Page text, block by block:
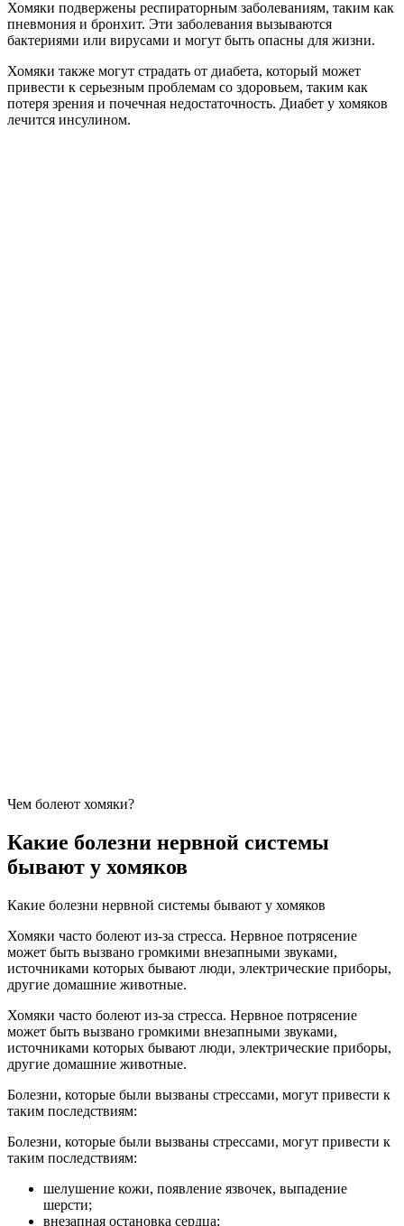
Хомяки подвержены респираторным заболеваниям, таким как
пневмония и бронхит. Эти заболевания вызываются
бактериями или вирусами и могут быть опасны для жизни.
Хомяки также могут страдать от диабета, который может
привести к серьезным проблемам со здоровьем, таким как
потеря зрения и почечная недостаточность. Диабет у хомяков
лечится инсулином.
Чем болеют хомяки?
Какие болезни нервной системы
бывают у хомяков
Какие болезни нервной системы бывают у хомяков
Хомяки часто болеют из-за стресса. Нервное потрясение
может быть вызвано громкими внезапными звуками,
источниками которых бывают люди, электрические приборы,
другие домашние животные.
Хомяки часто болеют из-за стресса. Нервное потрясение
может быть вызвано громкими внезапными звуками,
источниками которых бывают люди, электрические приборы,
другие домашние животные.
Болезни, которые были вызваны стрессами, могут привести к
таким последствиям:
Болезни, которые были вызваны стрессами, могут привести к
таким последствиям:
шелушение кожи, появление язвочек, выпадение
шерсти;
внезапная остановка сердца;